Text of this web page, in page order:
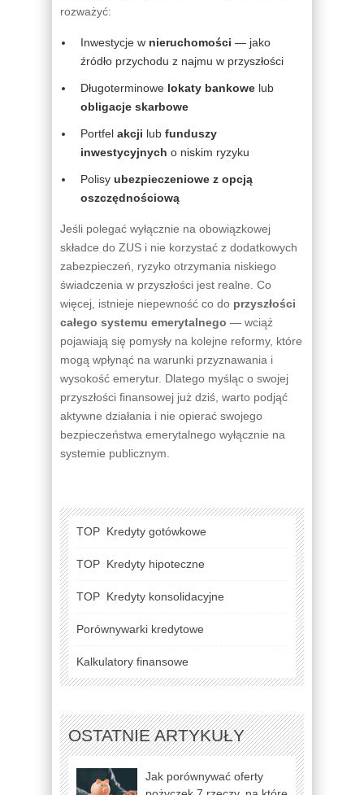
rozważyć:
Inwestycje w nieruchomości — jako
źródło przychodu z najmu w przyszłości
Długoterminowe lokaty bankowe lub
obligacje skarbowe
Portfel akcji lub funduszy
inwestycyjnych o niskim ryzyku
Polisy ubezpieczeniowe z opcją
oszczędnościową
Jeśli polegać wyłącznie na obowiązkowej
składce do ZUS i nie korzystać z dodatkowych
zabezpieczeń, ryzyko otrzymania niskiego
świadczenia w przyszłości jest realne. Co
więcej, istnieje niepewność co do przyszłości
całego systemu emerytalnego — wciąż
pojawiają się pomysły na kolejne reformy, które
mogą wpłynąć na warunki przyznawania i
wysokość emerytur. Dlatego myśląc o swojej
przyszłości finansowej już dziś, warto podjąć
aktywne działania i nie opierać swojego
bezpieczeństwa emerytalnego wyłącznie na
systemie publicznym.
TOP Kredyty gotówkowe
TOP Kredyty hipoteczne
TOP Kredyty konsolidacyjne
Porównywarki kredytowe
Kalkulatory finansowe
OSTATNIE ARTYKUŁY
Jak porównywać oferty